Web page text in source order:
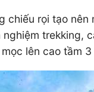
chiếu rọi tạo
nghiệm
lên cao tầm